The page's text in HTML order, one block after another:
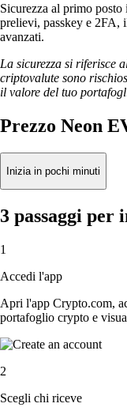
Sicurezza al primo
prelievi, passkey e 2FA,
avanzati.
La sicurezza si riferisce
criptovalute sono
il valore del tuo
Prezzo Neon
Inizia in pochi minuti
3 passaggi per
1
Accedi l'app
Apri l'app Crypto.com,
portafoglio crypto e
2
Scegli chi riceve